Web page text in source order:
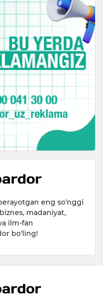
eng so‘nggi
madaniyat,
ilm-fan
bo‘ling!